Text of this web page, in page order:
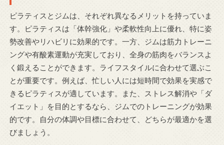
ピラティスとジムは、それぞれ異なるメリットを持っていま
す。ピラティスは「体幹強化」や柔軟性向上に優れ、特に姿
勢改善やリハビリに効果的です。一方、ジムは筋力トレーニ
ングや有酸素運動が充実しており、全身の筋肉をバランスよ
く鍛えることができます。ライフスタイルに合わせて選ぶこ
とが重要です。例えば、忙しい人には短時間で効果を実感で
きるピラティスが適しています。また、ストレス解消や「ダ
イエット」を目的とするなら、ジムでのトレーニングが効果
的です。自分の体調や目標に合わせて、どちらが最適かを選
びましょう。